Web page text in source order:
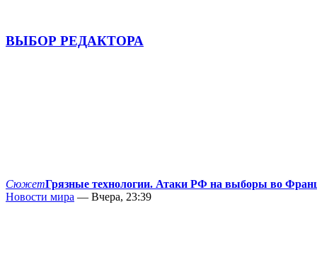
ВЫБОР РЕДАКТОРА
СюжетГрязные технологии. Атаки РФ на выборы во
Новости мира — Вчера, 23:39